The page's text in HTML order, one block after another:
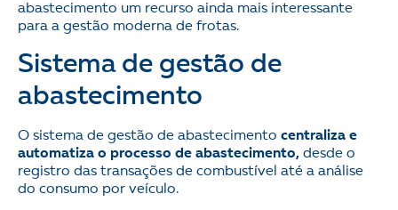
abastecimento um recurso ainda mais interessante
para a gestão moderna de frotas.
Sistema de gestão de
abastecimento
O sistema de gestão de abastecimento centraliza e
automatiza o processo de abastecimento, desde o
registro das transações de combustível até a análise
do consumo por veículo.